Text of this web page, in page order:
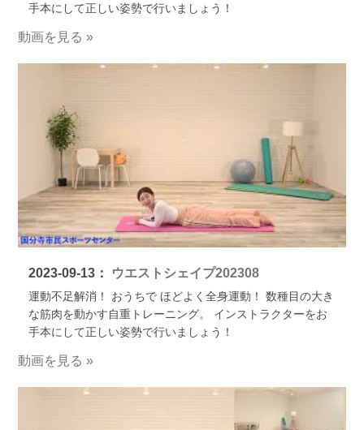
手本にして正しい姿勢で行いましょう！
動画を見る »
2023-09-13： ウエストシェイプ202308
運動不足解消！ おうちで ほどよく全身運動！ 数種目の大き
な筋肉を動かす自重トレーニング。 インストラクターをお
手本にして正しい姿勢で行いましょう！
動画を見る »